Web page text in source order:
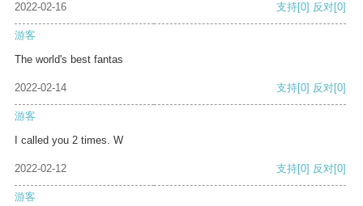
2022-02-16 支持[0] 反对[0]
游客
The world's best fantas
2022-02-14 支持[0] 反对[0]
游客
I called you 2 times. W
2022-02-12 支持[0] 反对[0]
游客